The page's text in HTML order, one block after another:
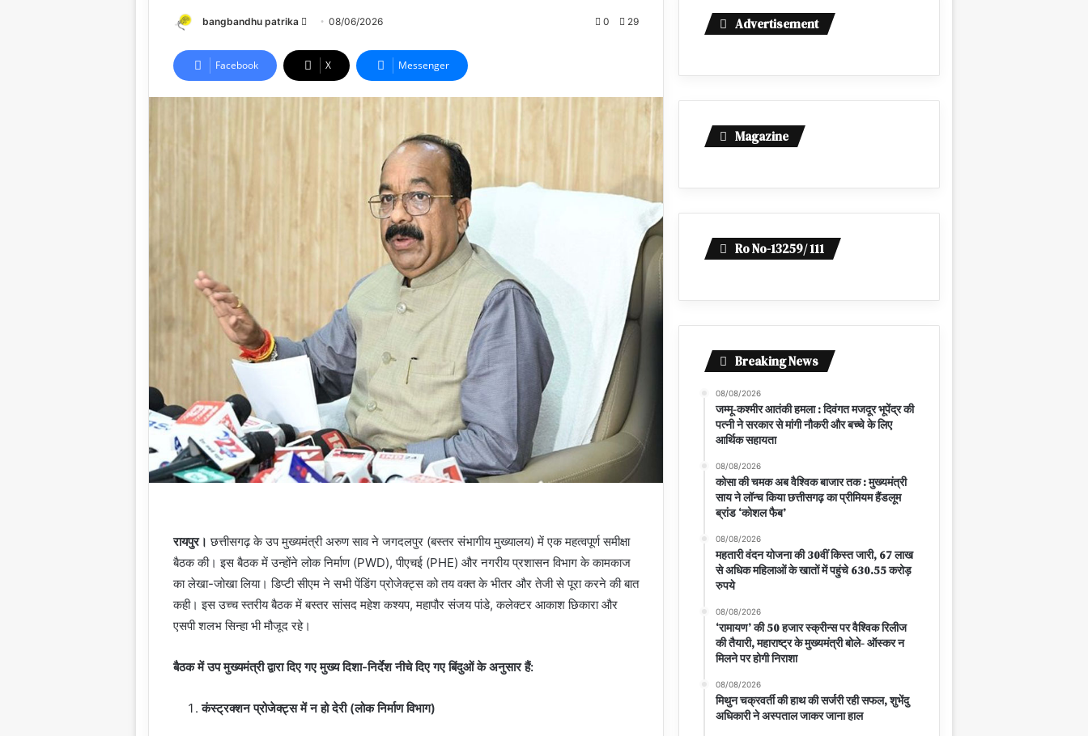
bangbandhu patrika
Send
email
08/06/2026 0 29
Facebook X Messenger
रायपुर।छत्तीसगढ़ के उप मुख्यमंत्री अरुण साव ने जगदलपुर (बस्तर संभागीय मुख्यालय) में एक महत्वपूर्ण समीक्षा
बैठक की। इस बैठक में उन्होंने लोक निर्माण (PWD), पीएचई (PHE) और नगरीय प्रशासन विभाग के कामकाज
का लेखा-जोखा लिया। डिप्टी सीएम ने सभी पेंडिंग प्रोजेक्ट्स को तय वक्त के भीतर और तेजी से पूरा करने की बात
कही। इस उच्च स्तरीय बैठक में बस्तर सांसद महेश कश्यप, महापौर संजय पांडे, कलेक्टर आकाश छिकारा और
एसपी शलभ सिन्हा भी मौजूद रहे।
बैठक में उप मुख्यमंत्री द्वारा दिए गए मुख्य दिशा-निर्देश नीचे दिए गए बिंदुओं के अनुसार हैं:
कंस्ट्रक्शन प्रोजेक्ट्स में न हो देरी (लोक निर्माण विभाग)
Advertisement
Magazine
Ro No-13259/ 111
Breaking News
08/08/2026
जम्मू-कश्मीर आतंकी हमला : दिवंगत मजदूर भूपेंद्र की
पत्नी ने सरकार से मांगी नौकरी और बच्चे के लिए
आर्थिक सहायता
08/08/2026
कोसा की चमक अब वैश्विक बाजार तक : मुख्यमंत्री
साय ने लॉन्च किया छत्तीसगढ़ का प्रीमियम हैंडलूम
ब्रांड ‘कोशल फैब’
08/08/2026
महतारी वंदन योजना की 30वीं किस्त जारी, 67 लाख
से अधिक महिलाओं के खातों में पहुंचे 630.55 करोड़
रुपये
08/08/2026
‘रामायण’ की 50 हजार स्क्रीन्स पर वैश्विक रिलीज
की तैयारी, महाराष्ट्र के मुख्यमंत्री बोले- ऑस्कर न
मिलने पर होगी निराशा
08/08/2026
मिथुन चक्रवर्ती की हाथ की सर्जरी रही सफल, शुभेंदु
अधिकारी ने अस्पताल जाकर जाना हाल